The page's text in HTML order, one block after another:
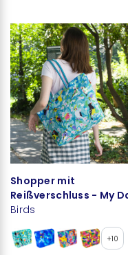
Shopper mit
Reißverschluss - My
Bag
Birds
+10